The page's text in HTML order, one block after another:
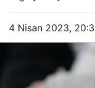
4 Nisan 2023,